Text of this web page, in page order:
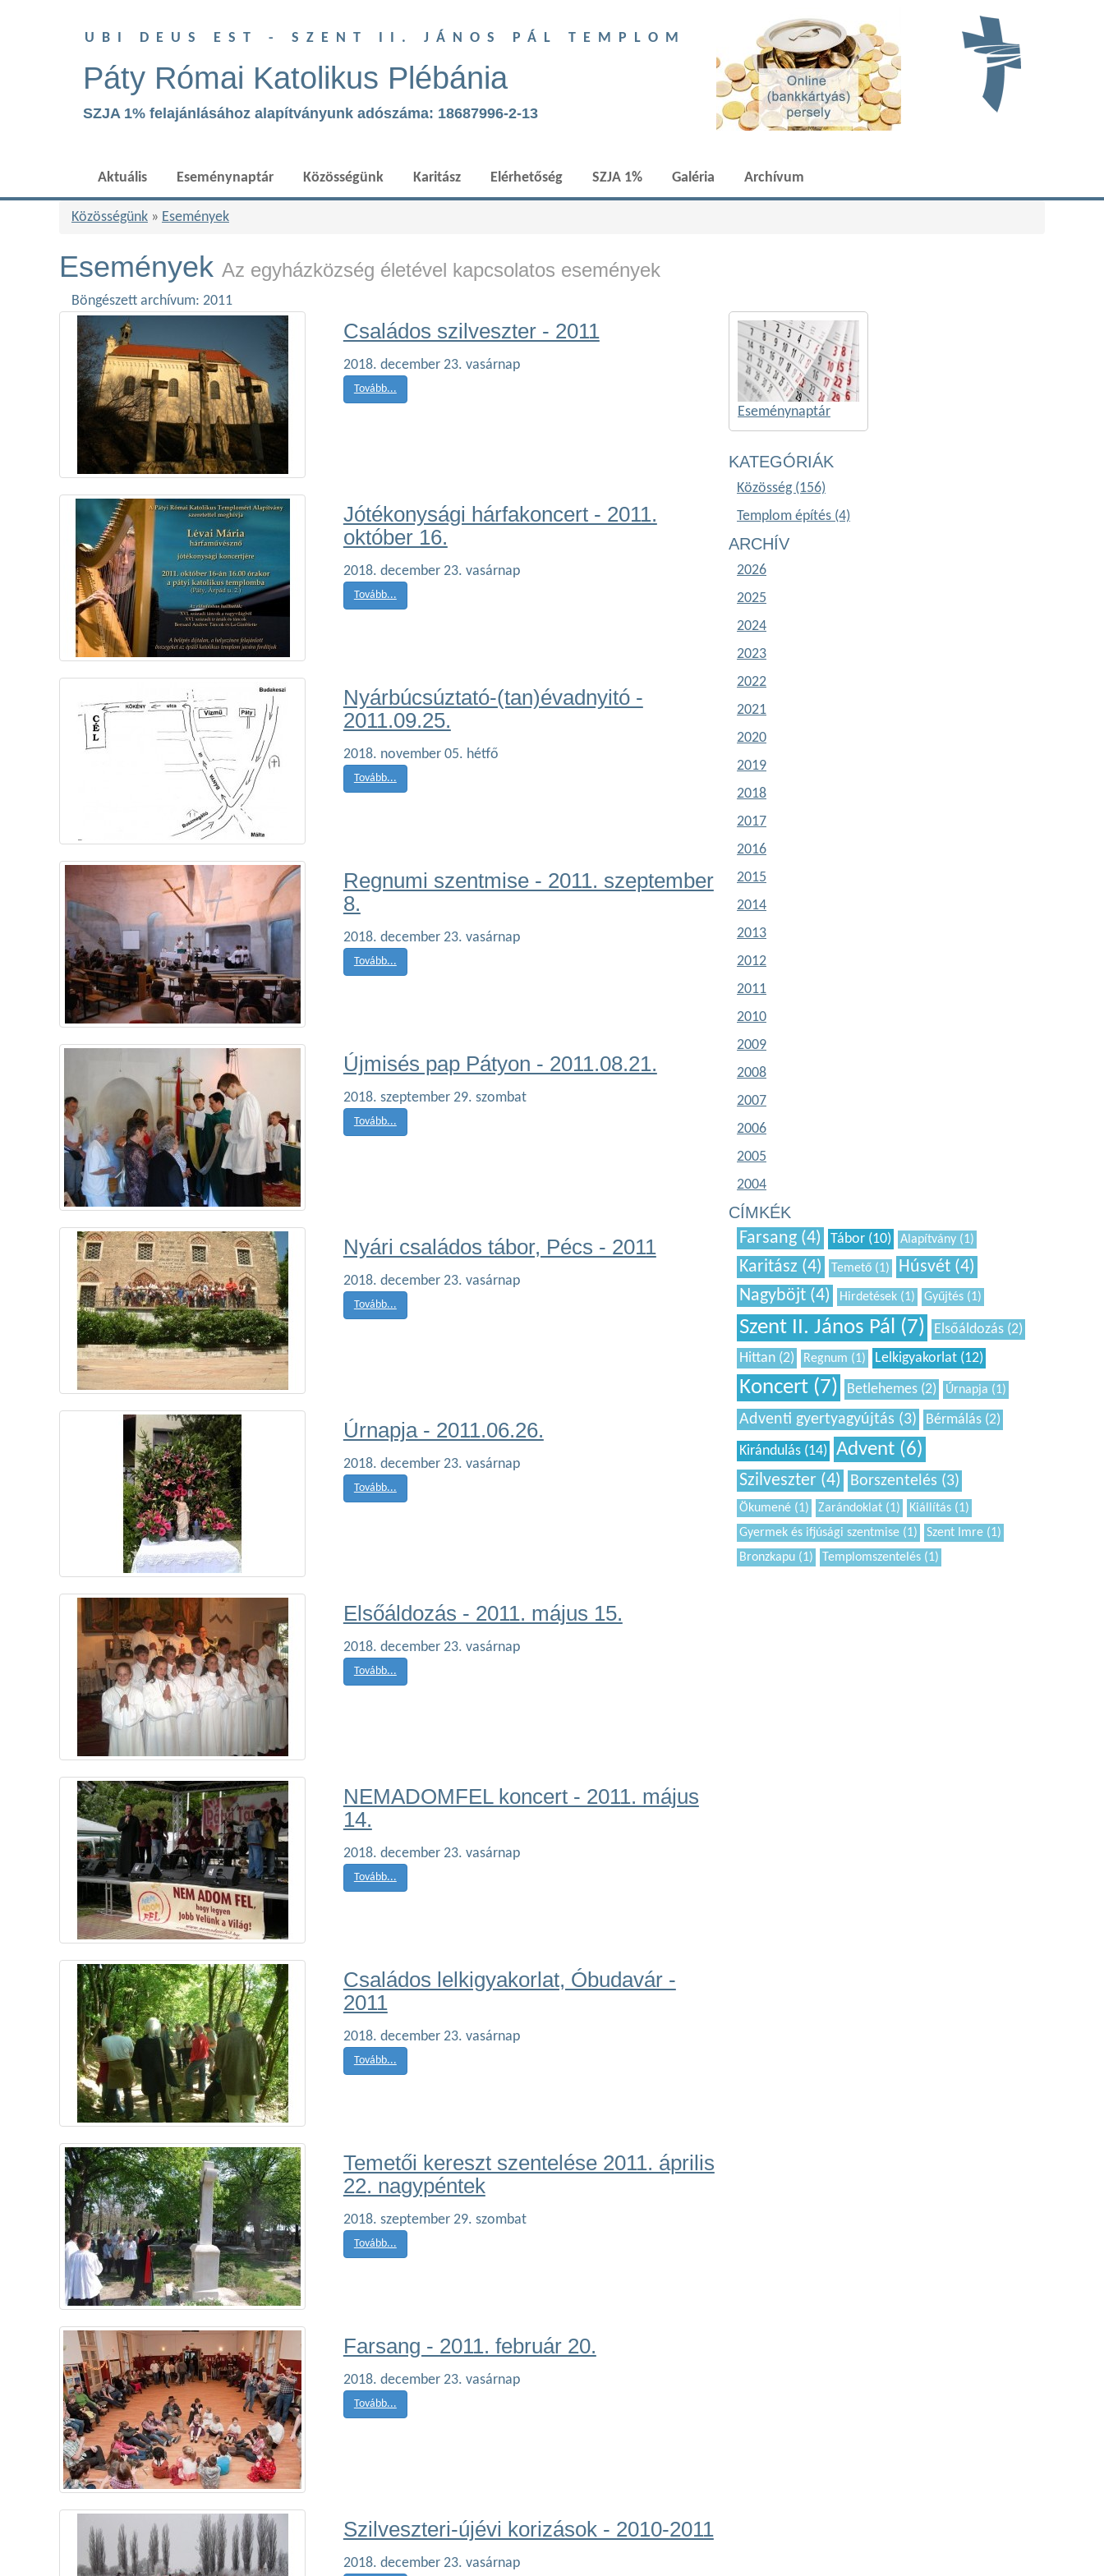
UBI DEUS EST - SZENT II. JÁNOS PÁL TEMPLOM
Páty Római Katolikus Plébánia
SZJA 1% felajánlásához alapítványunk adószáma: 18687996-2-13
Aktuális Eseménynaptár Közösségünk Karitász Elérhetőség SZJA 1% Galéria Archívum
Közösségünk » Események
Események Az egyházközség életével kapcsolatos események
Böngészett archívum: 2011
Családos szilveszter - 2011
2018. december 23. vasárnap
Tovább...
Jótékonysági hárfakoncert - 2011.
október 16.
2018. december 23. vasárnap
Tovább...
Nyárbúcsúztató-(tan)évadnyitó -
2011.09.25.
2018. november 05. hétfő
Tovább...
Regnumi szentmise - 2011. szeptember
8.
2018. december 23. vasárnap
Tovább...
Újmisés pap Pátyon - 2011.08.21.
2018. szeptember 29. szombat
Tovább...
Nyári családos tábor, Pécs - 2011
2018. december 23. vasárnap
Tovább...
Úrnapja - 2011.06.26.
2018. december 23. vasárnap
Tovább...
Elsőáldozás - 2011. május 15.
2018. december 23. vasárnap
Tovább...
NEMADOMFEL koncert - 2011. május
14.
2018. december 23. vasárnap
Tovább...
Családos lelkigyakorlat, Óbudavár -
2011
2018. december 23. vasárnap
Tovább...
Temetői kereszt szentelése 2011. április
22. nagypéntek
2018. szeptember 29. szombat
Tovább...
Farsang - 2011. február 20.
2018. december 23. vasárnap
Tovább...
Szilveszteri-újévi korizások - 2010-2011
2018. december 23. vasárnap
Eseménynaptár
KATEGÓRIÁK
Közösség (156)
Templom építés (4)
ARCHÍV
2026
2025
2024
2023
2022
2021
2020
2019
2018
2017
2016
2015
2014
2013
2012
2011
2010
2009
2008
2007
2006
2005
2004
CÍMKÉK
Farsang (4) Tábor (10) Alapítvány (1)
Karitász (4) Temető (1)
Húsvét (4)
Nagyböjt (4)
Hirdetések (1) Gyűjtés (1)
Szent II. János Pál (7)
Elsőáldozás (2)
Hittan (2)
Regnum (1) Lelkigyakorlat (12)
Koncert (7) Betlehemes (2) Úrnapja (1)
Adventi gyertyagyújtás (3)
Bérmálás (2)
Kirándulás (14) Advent (6)
Szilveszter (4) Borszentelés (3)
Ökumené (1) Zarándoklat (1)
Kiállítás (1)
Gyermek és ifjúsági szentmise (1)
Szent Imre (1)
Bronzkapu (1)
Templomszentelés (1)